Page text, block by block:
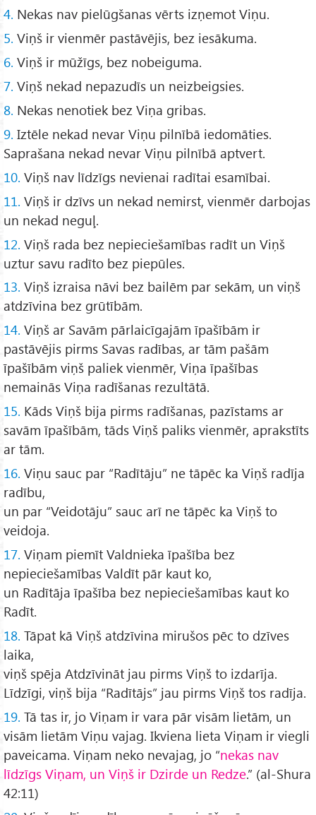
4. Nekas nav pielūgšanas vērts izņemot Viņu.
5. Viņš ir vienmēr pastāvējis, bez iesākuma.
6. Viņš ir mūžīgs, bez nobeiguma.
7. Viņš nekad nepazudīs un neizbeigsies.
8. Nekas nenotiek bez Viņa gribas.
9. Iztēle nekad nevar Viņu pilnībā iedomāties.
Saprašana nekad nevar Viņu pilnībā aptvert.
10. Viņš nav līdzīgs nevienai radītai esamībai.
11. Viņš ir dzīvs un nekad nemirst, vienmēr darbojas
un nekad neguļ.
12. Viņš rada bez nepieciešamības radīt un Viņš
uztur savu radīto bez piepūles.
13. Viņš izraisa nāvi bez bailēm par sekām, un viņš
atdzīvina bez grūtībām.
14. Viņš ar Savām pārlaicīgajām īpašībām ir
pastāvējis pirms Savas radības, ar tām pašām
īpašībām viņš paliek vienmēr, Viņa īpašības
nemainās Viņa radīšanas rezultātā.
15. Kāds Viņš bija pirms radīšanas, pazīstams ar
savām īpašībām, tāds Viņš paliks vienmēr, aprakstīts
ar tām.
16. Viņu sauc par “Radītāju” ne tāpēc ka Viņš radīja
radību,
un par “Veidotāju” sauc arī ne tāpēc ka Viņš to
veidoja.
17. Viņam piemīt Valdnieka īpašība bez
nepieciešamības Valdīt pār kaut ko,
un Radītāja īpašība bez nepieciešamības kaut ko
Radīt.
18. Tāpat kā Viņš atdzīvina mirušos pēc to dzīves
laika,
viņš spēja Atdzīvināt jau pirms Viņš to izdarīja.
Līdzīgi, viņš bija “Radītājs” jau pirms Viņš tos radīja.
19. Tā tas ir, jo Viņam ir vara pār visām lietām, un
visām lietām Viņu vajag. Ikviena lieta Viņam ir viegli
paveicama. Viņam neko nevajag, jo “nekas nav
līdzīgs Viņam, un Viņš ir Dzirde un Redze.” (al-Shura
42:11)